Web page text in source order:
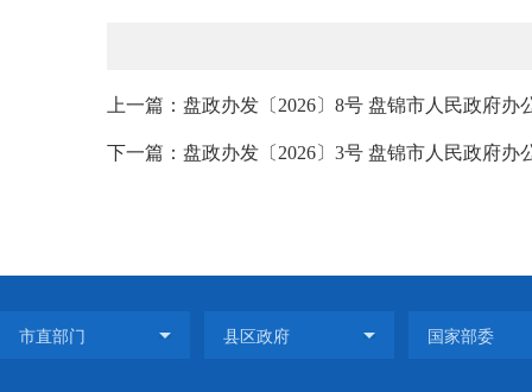
上一篇：盘政办发〔2026〕8号 盘锦市人民政府
下一篇：盘政办发〔2026〕3号 盘锦市人民政府